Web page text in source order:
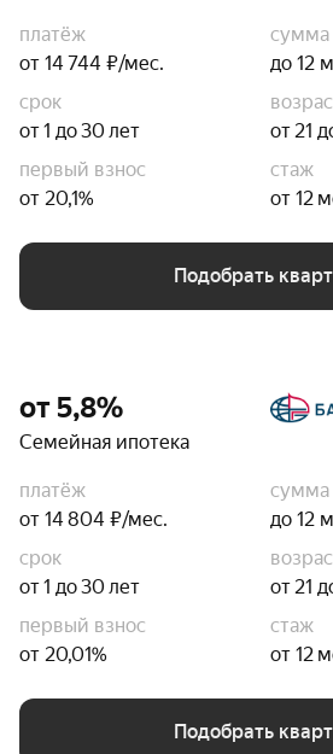
платёж
от 14 744 ₽/мес.
сумма
до 12
срок
от 1 до 30 лет
от 21
первый взнос
от 20,1%
стаж
от 12
Подобрать
от 5,8%
Семейная ипотека
платёж
от 14 804 ₽/мес.
сумма
до 12
срок
от 1 до 30 лет
от 21
первый взнос
от 20,01%
стаж
от 12
Подобрать